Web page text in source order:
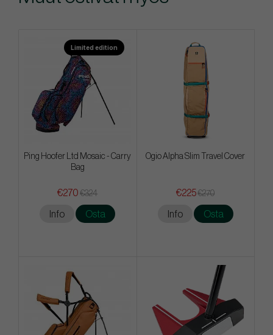
Limited edition
Ping Hoofer Ltd Mosaic - Carry
Bag
€270 €324
Info Osta
Ogio Alpha Slim Travel Cover
€225€270
Info Osta